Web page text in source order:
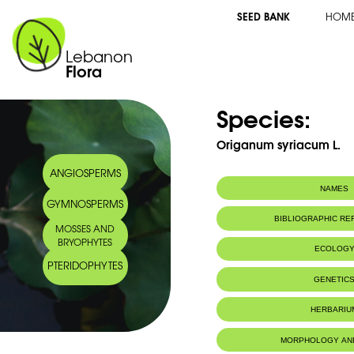
Lebanon
Flora
SEED BANK
ANGIOSPERMS
GYMNOSPERMS
MOSSES AND
BRYOPHYTES
PTERIDOPHYTES
Species:
Origanum syriacum L.
NAMES
Arabic name: زعتر سوري
BIBLIOGRAPHIC
ECOLOGY
The east
Habitat :
Tous terrains,
murs.ON ¢
MORPHOLOGY